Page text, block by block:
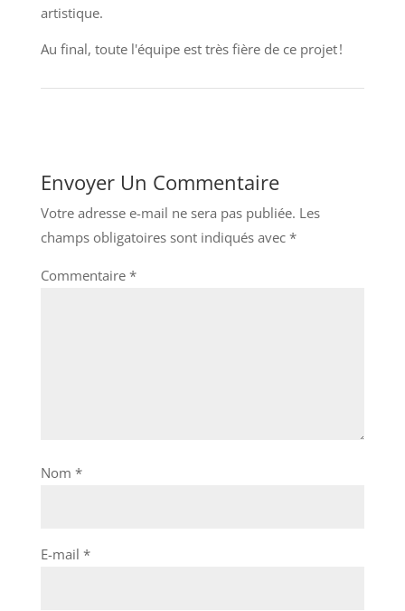
artistique.
Au final, toute l'équipe est très fière de ce projet !
Envoyer Un Commentaire
Votre adresse e-mail ne sera pas publiée. Les
champs obligatoires sont indiqués avec *
Commentaire *
Nom *
E-mail *